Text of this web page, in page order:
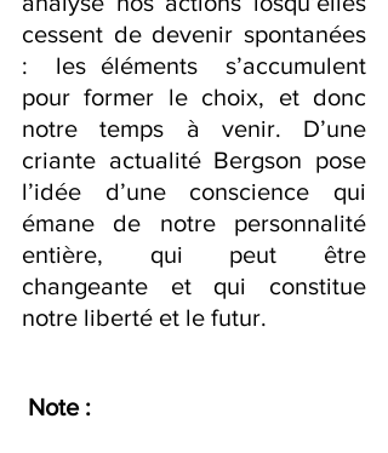
cessent de devenir spontanées
:  les éléments  s’accumulent
pour former le choix, et donc
notre temps à venir. D’une
criante actualité Bergson pose
l’idée d’une conscience qui
émane de notre personnalité
entière, qui peut être
changeante et qui constitue
notre liberté et le futur.
Note :